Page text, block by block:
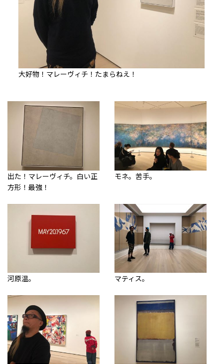
大好物！マレーヴィチ！たまらねえ！
出た！マレーヴィチ。白い正
方形！最強！
モネ。苦手。
河原温。 マティス。